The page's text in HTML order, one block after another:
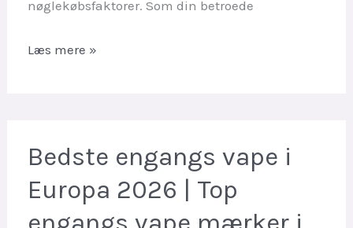
nøglekøbsfaktorer. Som din betroede
Bedste
Vapes
2026
|
Læs mere »
Bedste engangs vape i
Europa 2026 | Top